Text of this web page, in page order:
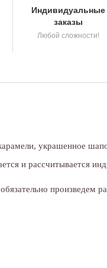
Индивидуальные
заказы
Любой сложности!
украшенное
и рассчитывается
произведем